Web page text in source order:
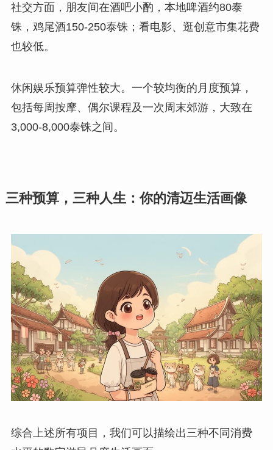
社交方面，朋友间在酒吧小酌，本地啤酒约80泰
铢，鸡尾酒150-250泰铢；看电影、逛创意市集花费
也较低。
休闲娱乐预算弹性较大。一个较均衡的月度预算，
包括每周按摩、偶尔课程及一次周末郊游，大致在
3,000-8,000泰铢之间。
三种预算，三种人生：你的清迈生活画像
综合上述所有项目，我们可以描绘出三种不同消费